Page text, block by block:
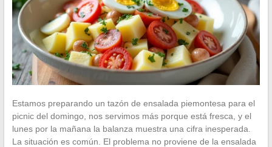
Estamos preparando un tazón de ensalada piemontesa para el
picnic del domingo, nos servimos más porque está fresca, y el
lunes por la mañana la balanza muestra una cifra inesperada.
La situación es común. El problema no proviene de la ensalada